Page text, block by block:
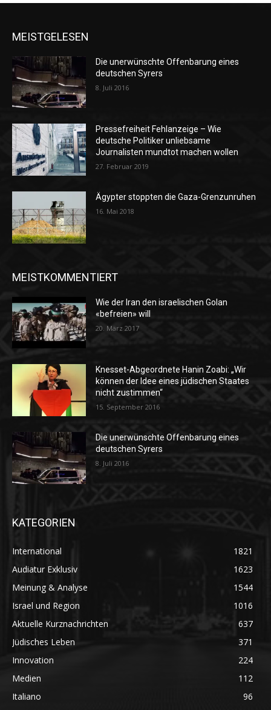
MEISTGELESEN
Die unerwünschte Offenbarung eines
deutschen Syrers
8. Juli 2016
Pressefreiheit Fehlanzeige – Wie
deutsche Politiker unliebsame
Journalisten mundtot machen wollen
27. Februar 2019
Ägypter stoppten die Gaza-Grenzunruhen
16. Mai 2018
MEISTKOMMENTIERT
Wie der Iran den israelischen Golan
«befreien» will
20. März 2017
Knesset-Abgeordnete Hanin Zoabi: „Wir
können der Idee eines jüdischen Staates
nicht zustimmen“
15. September 2016
Die unerwünschte Offenbarung eines
deutschen Syrers
8. Juli 2016
KATEGORIEN
International
1821
Audiatur Exklusiv
1623
Meinung & Analyse
1544
Israel und Region
1016
Aktuelle Kurznachrichten
637
Jüdisches Leben
371
Innovation
224
Medien
112
Italiano
96